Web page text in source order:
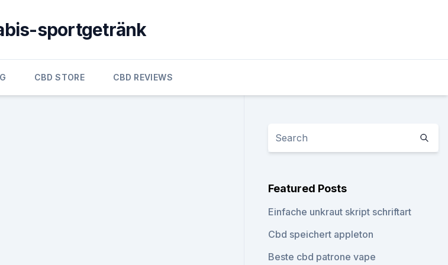
sportgetränk
CBD STORE CBD REVIEWS
Featured Posts
Einfache unkraut skript schriftart
Cbd speichert appleton
Beste cbd patrone vape